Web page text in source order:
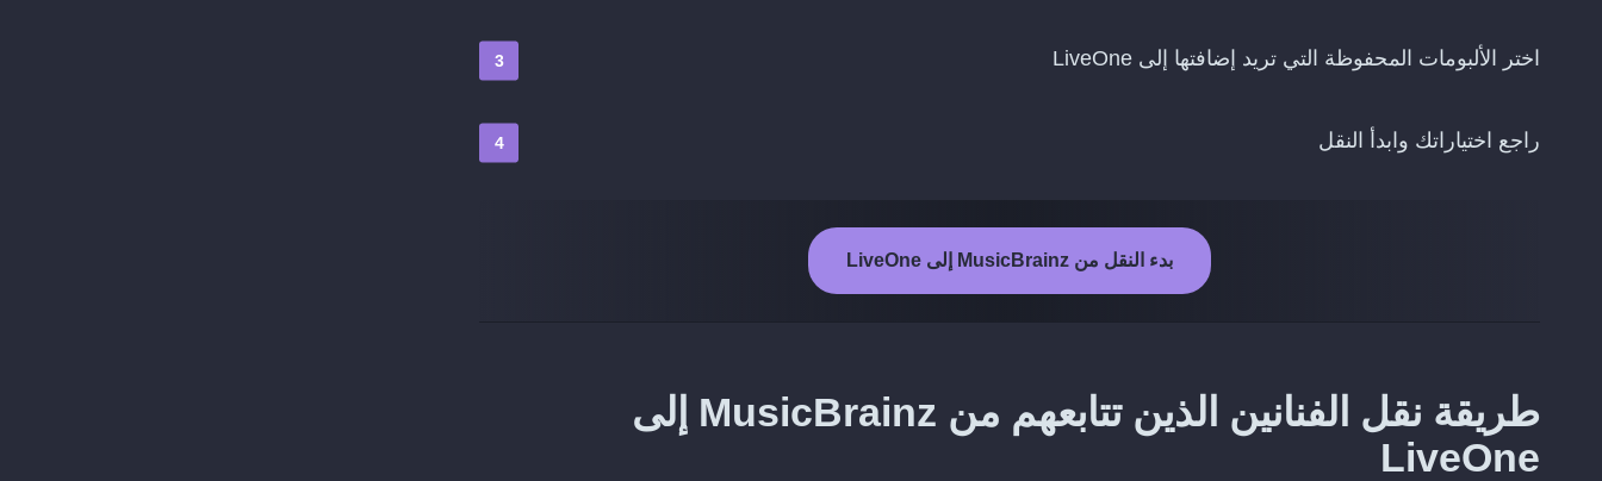
اختر الألبومات المحفوظة التي تريد إضافتها إلى LiveOne
راجع اختياراتك وابدأ النقل
بدء النقل من MusicBrainz إلى LiveOne
طريقة نقل الفنانين الذين تتابعهم من MusicBrainz إلى
LiveOne